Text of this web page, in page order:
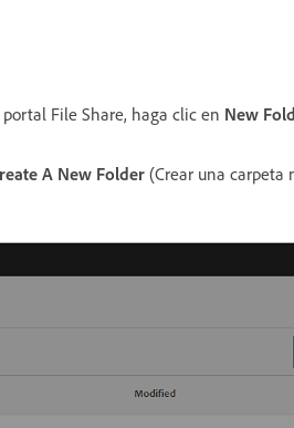
File Share, haga clic en New
A New Folder (Crear una carpeta